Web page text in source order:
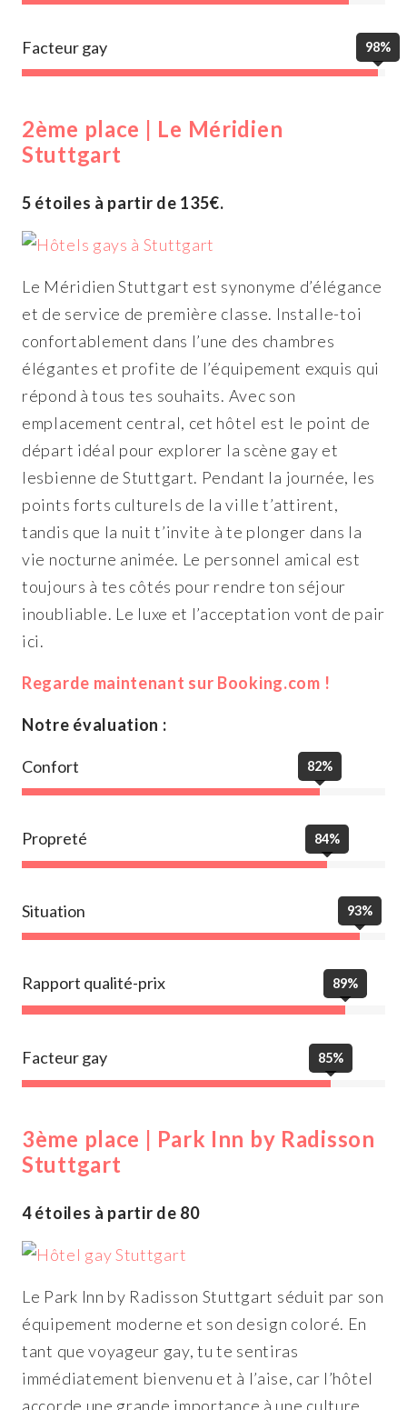
Facteur gay 98%
2ème place | Le Méridien
Stuttgart
5 étoiles à partir de 135€.
Le Méridien Stuttgart est synonyme d’élégance
et de service de première classe. Installe-toi
confortablement dans l’une des chambres
élégantes et profite de l’équipement exquis qui
répond à tous tes souhaits. Avec son
emplacement central, cet hôtel est le point de
départ idéal pour explorer la scène gay et
lesbienne de Stuttgart. Pendant la journée, les
points forts culturels de la ville t’attirent,
tandis que la nuit t’invite à te plonger dans la
vie nocturne animée. Le personnel amical est
toujours à tes côtés pour rendre ton séjour
inoubliable. Le luxe et l’acceptation vont de pair
ici.
Regarde maintenant sur Booking.com !
Notre évaluation :
Confort 82%
Propreté 84%
Situation 93%
Rapport qualité-prix 89%
Facteur gay 85%
3ème place | Park Inn by Radisson
Stuttgart
4 étoiles à partir de 80
Le Park Inn by Radisson Stuttgart séduit par son
équipement moderne et son design coloré. En
tant que voyageur gay, tu te sentiras
immédiatement bienvenu et à l’aise, car l’hôtel
accorde une grande importance à une culture